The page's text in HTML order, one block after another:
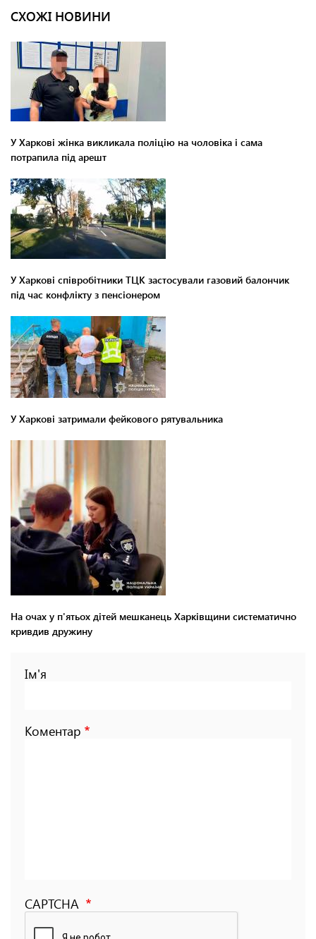
СХОЖІ НОВИНИ
У Харкові жінка викликала поліцію на чоловіка і сама
потрапила під арешт
У Харкові співробітники ТЦК застосували газовий балончик
під час конфлікту з пенсіонером
У Харкові затримали фейкового рятувальника
На очах у п'ятьох дітей мешканець Харківщини систематично
кривдив дружину
Ім'я
Коментар
CAPTCHA